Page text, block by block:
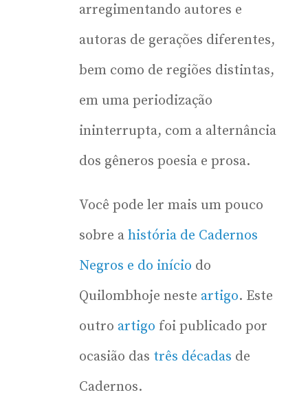
arregimentando autores e
autoras de gerações diferentes,
bem como de regiões distintas,
em uma periodização
ininterrupta, com a alternância
dos gêneros poesia e prosa.
Você pode ler mais um pouco
sobre a história de Cadernos
Negros e do início do
Quilombhoje neste artigo. Este
outro artigo foi publicado por
ocasião das três décadas de
Cadernos.